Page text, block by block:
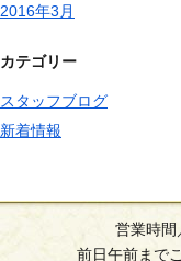
2016年3月
カテゴリー
スタッフブログ
新着情報
営業時間
前日午前まで